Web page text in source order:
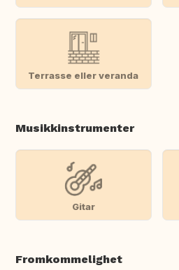
Terrasse eller veranda
Musikkinstrumenter
Gitar
Fromkommelighet